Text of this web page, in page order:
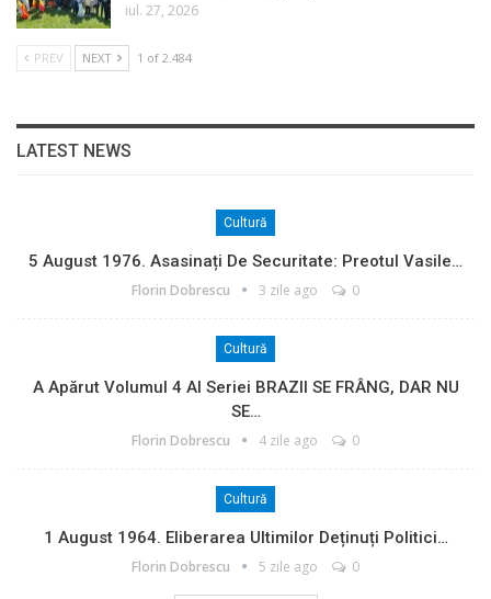
iul. 27, 2026
PREV NEXT 1 of 2.484
LATEST NEWS
Cultură
5 August 1976. Asasinați De Securitate: Preotul Vasile…
Florin Dobrescu 3 zile ago 0
Cultură
A Apărut Volumul 4 Al Seriei BRAZII SE FRÂNG, DAR NU
SE…
Florin Dobrescu 4 zile ago 0
Cultură
1 August 1964. Eliberarea Ultimilor Deținuți Politici…
Florin Dobrescu 5 zile ago 0